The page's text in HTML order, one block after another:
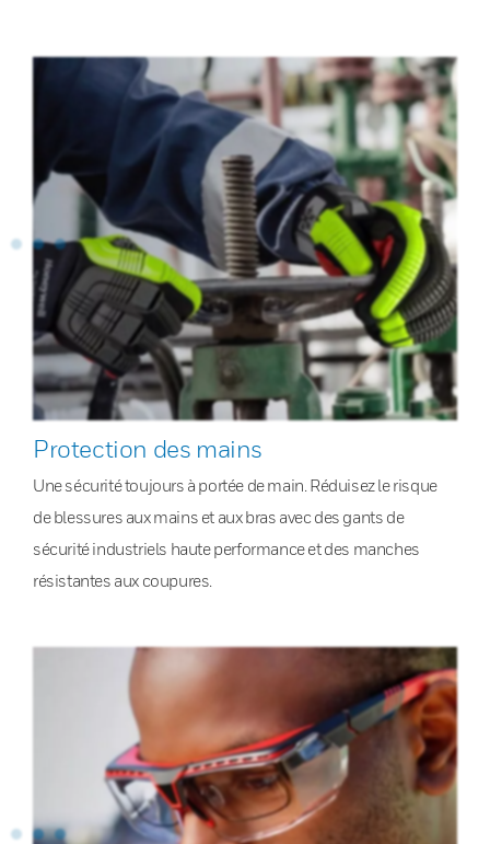
Protection des mains
Une sécurité toujours à portée de main. Réduisez le risque
de blessures aux mains et aux bras avec des gants de
sécurité industriels haute performance et des manches
résistantes aux coupures.